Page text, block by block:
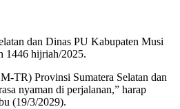
dan Dinas PU Kabupaten Musi
1446 hijriah/2025.
TR) Provinsi Sumatera Selatan dan
nyaman di perjalanan,” harap
(19/3/2029).